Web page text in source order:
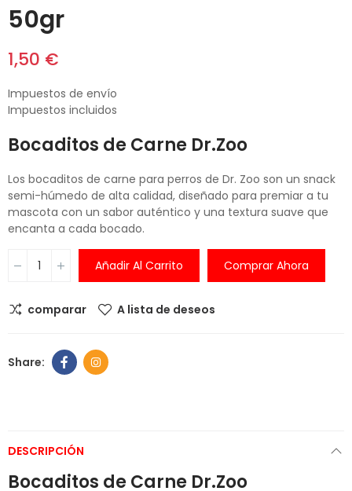
50gr
1,50 €
Impuestos de envío
Impuestos incluidos
Bocaditos de Carne Dr.Zoo
Los bocaditos de carne para perros de Dr. Zoo son un snack
semi-húmedo de alta calidad, diseñado para premiar a tu
mascota con un sabor auténtico y una textura suave que
encanta a cada bocado.
Añadir Al Carrito Comprar Ahora
comparar A lista de deseos
DESCRIPCIÓN
Bocaditos de Carne Dr.Zoo